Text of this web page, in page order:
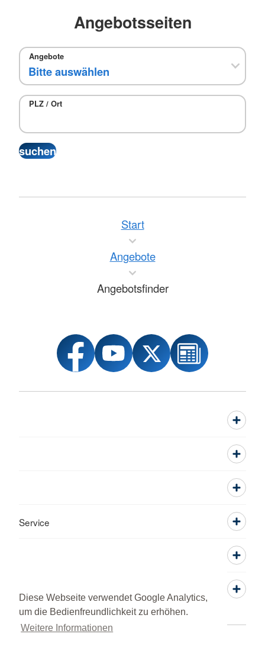
Diese Webseite verwendet Google Analytics,
um die Bedienfreundlichkeit zu erhöhen.
Weitere Informationen
Angebotsseiten
Angebote
PLZ / Ort
Start
Angebote
Angebotsfinder
Service